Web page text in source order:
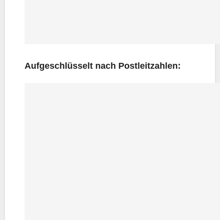
Auf­ge­schlüs­selt nach Postleitzahlen: